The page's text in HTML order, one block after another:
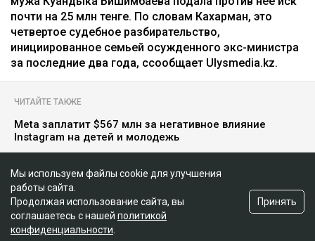
Главная Новости
Кахарман мать Бишимбаева
Зарина Файзулина 06.08.2026, 08:58
Мы используем файлы cookie для улучшения
работы сайта.
Продолжая использование сайта, вы
соглашаетесь с нашей политикой
конфиденциальности
Принять